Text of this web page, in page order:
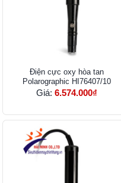
Điện cực oxy hòa tan
Polarographic HI76407/10
Giá: 6.574.000₫